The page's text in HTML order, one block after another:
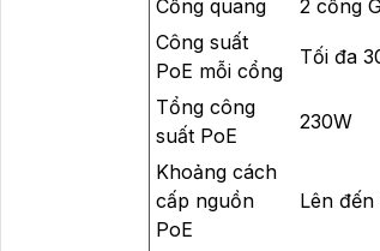
Cổng quang
2 cổng
Công suất
PoE mỗi cổng
Tối đa
Tổng công
suất PoE
230W
Khoảng cách
cấp nguồn
PoE
Lên đến